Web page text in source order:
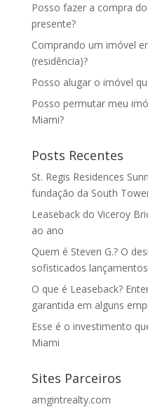
Posso fazer a compra
presente?
Comprando um imóvel
(residência)?
Posso alugar o imóvel
Posso permutar meu
Miami?
Posts Recentes
St. Regis Residences
fundação da South
Leaseback do Viceroy
ao ano
Quem é Steven G.? O
sofisticados
O que é Leaseback?
garantida em alguns
Esse é o investimento
Miami
Sites Parceiros
amgintrealty.com